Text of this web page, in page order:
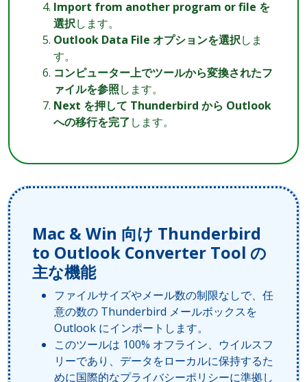
Import from another program or file を
選択します。
Outlook Data File オプションを選択しま
す。
コンピューター上でツールから変換されたフ
ァイルを参照します。
Next を押して Thunderbird から Outlook
への移行を完了します。
Mac & Win 向け Thunderbird
to Outlook Converter Tool の
主な機能
ファイルサイズやメール数の制限なしで、任
意の数の Thunderbird メールボックスを
Outlook にインポートします。
このツールは 100% オフライン、ウイルスフ
リーであり、データをローカルに保持するた
めに国際的なプライバシーポリシーに準拠し